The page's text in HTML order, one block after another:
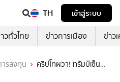
TH
เข้าสู่ระบบ
วทั่วไทย ข่าวการเมือง ข่าว
ารลงทุน
คริปโทผวา! ทรัมป์เซ็นคำ
ภัยควอนตัม